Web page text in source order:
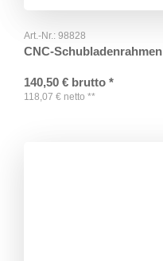
Art.-Nr.: 98828
CNC-Schubladenrahmen
140,50 € brutto *
118,07 € netto **